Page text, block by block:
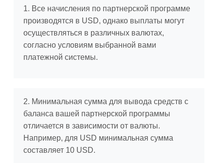
1. Все начисления по партнерской программе
производятся в USD, однако выплаты могут
осуществляться в различных валютах,
согласно условиям выбранной вами
платежной системы.
2. Минимальная сумма для вывода средств с
баланса вашей партнерской программы
отличается в зависимости от валюты.
Например, для USD минимальная сумма
составляет 10 USD.